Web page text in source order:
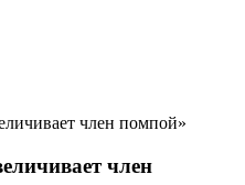
член помпой»
член